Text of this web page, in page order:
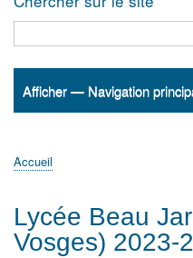
Navigation
Afficher — Navigation
Accueil
ActualitésMATh.en.JEANS ?
Régions et Ateliers
Créer, gérer un atelier
Sujets/Publications
Congrès
d'Ariane
Accueil
Lycée Beau
Vosges) 2023-